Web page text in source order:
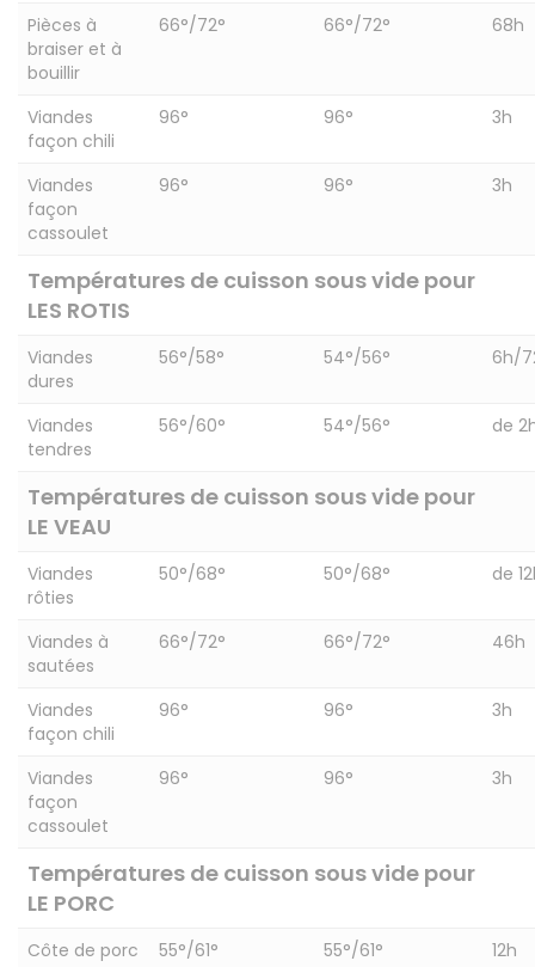
Pièces à
braiser et à
bouillir
66°/72° 66°/72° 68h
Viandes
façon chili
96° 96° 3h
Viandes
façon
cassoulet
96° 96° 3h
Températures de cuisson sous vide pour
LES ROTIS
Viandes
dures
56°/58° 54°/56° 6h/
Viandes
tendres
56°/60° 54°/56° de
Températures de cuisson sous vide pour
LE VEAU
Viandes
rôties
50°/68° 50°/68° de
Viandes à
sautées
66°/72° 66°/72° 46h
Viandes
façon chili
96° 96° 3h
Viandes
façon
cassoulet
96° 96° 3h
Températures de cuisson sous vide pour
LE PORC
Côte de porc 55°/61° 55°/61°
12h